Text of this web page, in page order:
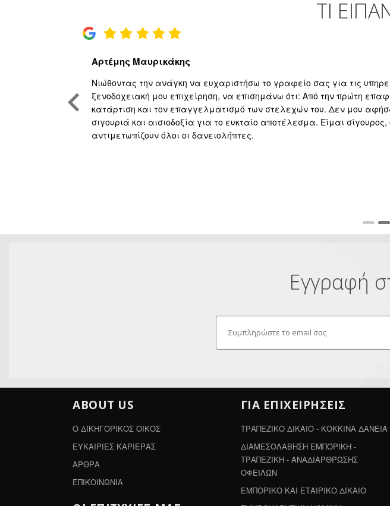
ΤΙ
Αρτέμης Μαυρικάκης
Νιώθοντας την ανάγκη να ευχαριστήσω το γραφείο σας για τις
ξενοδοχειακή μου επιχείρηση, να επισημάνω ότι: Από την πρώτη
κατάρτιση και τον επαγγελματισμό των στελεχών του. Δεν μου
σιγουριά και αισιοδοξία για το ευκταίο αποτέλεσμα. Είμαι
αντιμετωπίζουν όλοι οι δανειολήπτες.
Εγγραφή
ABOUT US
Ο ΔΙΚΗΓΟΡΙΚΟΣ ΟΙΚΟΣ
ΕΥΚΑΙΡΙΕΣ ΚΑΡΙΕΡΑΣ
ΑΡΘΡΑ
ΕΠΙΚΟΙΝΩΝΙΑ
ΓΙΑ ΕΠΙΧΕΙΡΗΣΕΙΣ
ΤΡΑΠΕΖΙΚΟ ΔΙΚΑΙΟ - ΚΟΚΚΙΝΑ ΔΑΝΕΙΑ
ΔΙΑΜΕΣΟΛΑΒΗΣΗ ΕΜΠΟΡΙΚΗ -
ΤΡΑΠΕΖΙΚΗ - ΑΝΑΔΙΑΡΘΡΩΣΗΣ
ΟΦΕΙΛΩΝ
ΕΜΠΟΡΙΚΟ ΚΑΙ ΕΤΑΙΡΙΚΟ ΔΙΚΑΙΟ